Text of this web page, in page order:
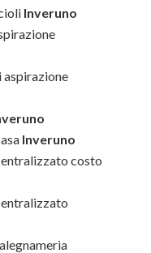
Inveruno
Inveruno
costo